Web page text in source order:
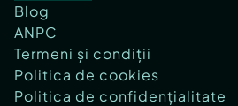
Blog
ANPC
Termeni și condiții
Politica de cookies
Politica de confidențialitate